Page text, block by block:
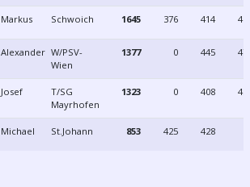
Markus Schwoich 1645 376 414
Alexander W/PSV-
Wien
1377 0 445
Josef
T/SG
Mayrhofen
1323 0 408
Michael St.Johann 853 425 428